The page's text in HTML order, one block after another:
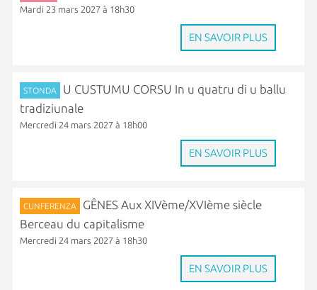
Mardi 23 mars 2027 à 18h30
EN SAVOIR PLUS
STONDA
U CUSTUMU CORSU In u quatru di u ballu
tradiziunale
Mercredi 24 mars 2027 à 18h00
EN SAVOIR PLUS
CUNFERENZA
GÊNES Aux XIVème/XVIème siècle
Berceau du capitalisme
Mercredi 24 mars 2027 à 18h30
EN SAVOIR PLUS